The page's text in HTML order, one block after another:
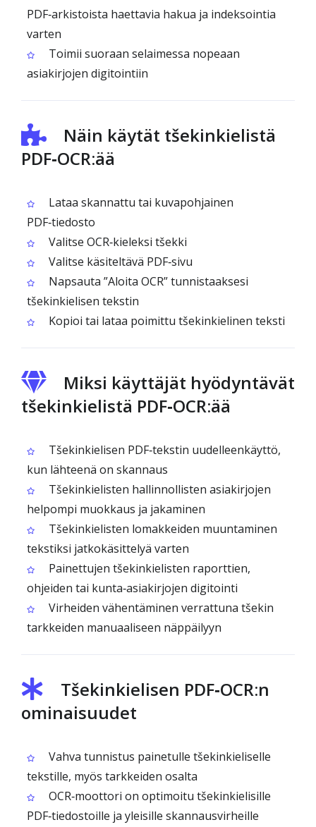
PDF‑arkistoista haettavia hakua ja indeksointia
varten
Toimii suoraan selaimessa nopeaan
asiakirjojen digitointiin
Näin käytät tšekinkielistä
PDF‑OCR:ää
Lataa skannattu tai kuvapohjainen
PDF‑tiedosto
Valitse OCR‑kieleksi tšekki
Valitse käsiteltävä PDF‑sivu
Napsauta ”Aloita OCR” tunnistaaksesi
tšekinkielisen tekstin
Kopioi tai lataa poimittu tšekinkielinen teksti
Miksi käyttäjät hyödyntävät
tšekinkielistä PDF‑OCR:ää
Tšekinkielisen PDF‑tekstin uudelleenkäyttö,
kun lähteenä on skannaus
Tšekinkielisten hallinnollisten asiakirjojen
helpompi muokkaus ja jakaminen
Tšekinkielisten lomakkeiden muuntaminen
tekstiksi jatkokäsittelyä varten
Painettujen tšekinkielisten raporttien,
ohjeiden tai kunta‑asiakirjojen digitointi
Virheiden vähentäminen verrattuna tšekin
tarkkeiden manuaaliseen näppäilyyn
Tšekinkielisen PDF‑OCR:n
ominaisuudet
Vahva tunnistus painetulle tšekinkieliselle
tekstille, myös tarkkeiden osalta
OCR‑moottori on optimoitu tšekinkielisille
PDF‑tiedostoille ja yleisille skannausvirheille